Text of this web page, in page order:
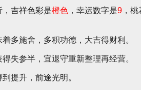
吉祥色彩是橙色 ，幸运数字是9 ，
多施舍，多积功德，大吉得财利。
失参半，宜退守重新整理再经营。
提升，前途光明。